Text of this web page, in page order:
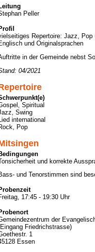
Peller
Repertoire: Jazz,
und Originalsprachen
in der Gemeinde nebst
04/2021
Spiritual
Swing
international
Pop
und korrekte
und Tenorstimmen sind
17:45 - 19:30 Uhr
der
Friedrichstrasse)
1
Essen